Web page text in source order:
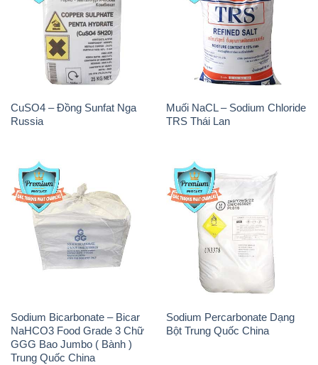
CuSO4 – Đồng Sunfat Nga
Russia
Muối NaCL – Sodium Chloride
TRS Thái Lan
Sodium Bicarbonate – Bicar
NaHCO3 Food Grade 3 Chữ
GGG Bao Jumbo ( Bành )
Trung Quốc China
Sodium Percarbonate Dạng
Bột Trung Quốc China